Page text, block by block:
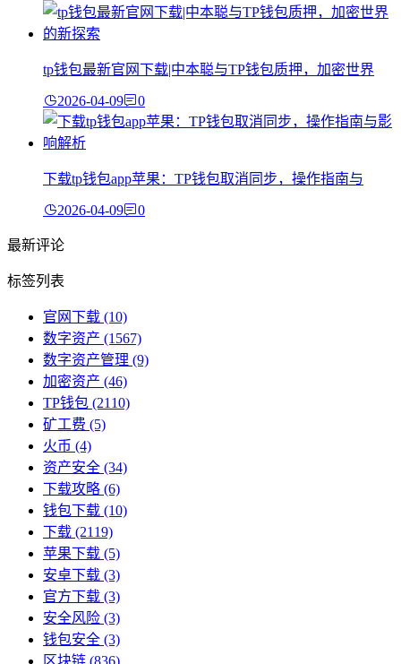
tp钱包最新官网下载|中本聪与TP钱包质押，加密世界
2026-04-09 0
下载tp钱包app苹果：TP钱包取消同步，操作指南与
2026-04-09 0
最新评论
标签列表
官网下载 (10)
数字资产 (1567)
数字资产管理 (9)
加密资产 (46)
TP钱包 (2110)
矿工费 (5)
火币 (4)
资产安全 (34)
下载攻略 (6)
钱包下载 (10)
下载 (2119)
苹果下载 (5)
安卓下载 (3)
官方下载 (3)
安全风险 (3)
钱包安全 (3)
区块链 (836)